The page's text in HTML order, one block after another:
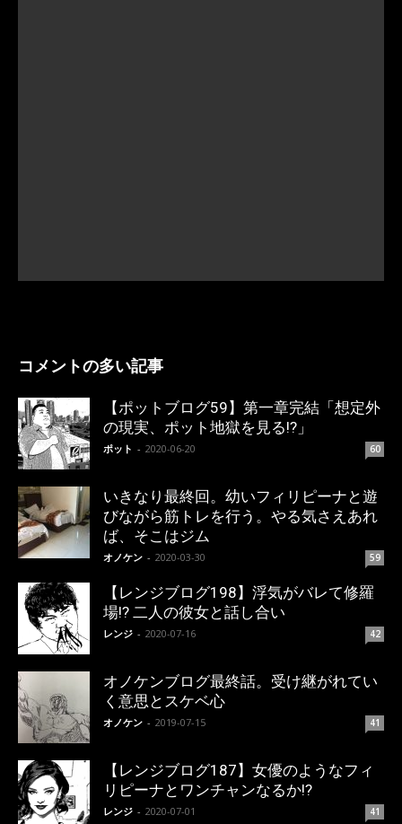
コメントの多い記事
【ポットブログ59】第一章完結「想定外
の現実、ポット地獄を見る!?」
ポット - 2020-06-20 60
いきなり最終回。幼いフィリピーナと遊
びながら筋トレを行う。やる気さえあれ
ば、そこはジム
オノケン - 2020-03-30 59
【レンジブログ198】浮気がバレて修羅
場!? 二人の彼女と話し合い
レンジ - 2020-07-16 42
オノケンブログ最終話。受け継がれてい
く意思とスケベ心
オノケン - 2019-07-15 41
【レンジブログ187】女優のようなフィ
リピーナとワンチャンなるか!?
レンジ - 2020-07-01 41